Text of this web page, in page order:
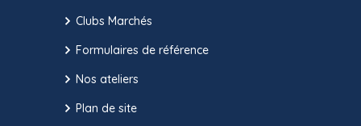
Clubs Marchés
Formulaires de référence
Nos ateliers
Plan de site